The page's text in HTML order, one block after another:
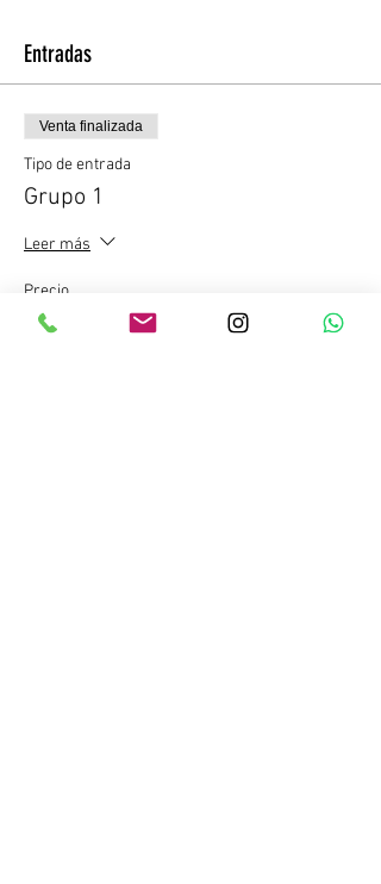
Entradas
Venta finalizada
Tipo de entrada
Grupo 1
Leer más
Precio
22,00 €